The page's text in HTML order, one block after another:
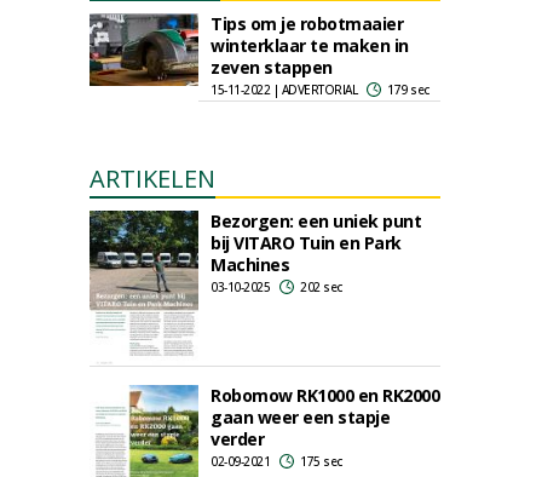
Tips om je robotmaaier
winterklaar te maken in
zeven stappen
15-11-2022 | ADVERTORIAL 179 sec
ARTIKELEN
Bezorgen: een uniek punt
bij VITARO Tuin en Park
Machines
03-10-2025 202 sec
Robomow RK1000 en RK2000
gaan weer een stapje
verder
02-09-2021 175 sec